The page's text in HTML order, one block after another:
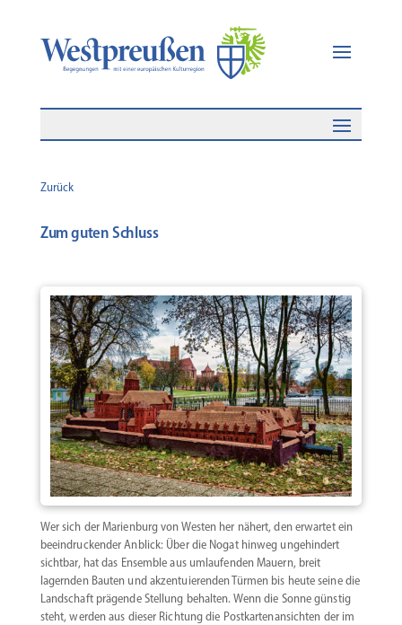
Zurück
Zum guten Schluss
Wer sich der Marienburg von Westen her nähert, den erwartet ein
beein­dru­ckender Anblick: Über die Nogat hinweg ungehindert
sichtbar, hat das Ensemble aus umlau­fenden Mauern, breit
lagernden Bauten und akzen­tu­ie­renden Türmen bis heute seine die
Landschaft prägende Stellung behalten. Wenn die Sonne günstig
steht, werden aus dieser Richtung die Postkar­ten­an­sichten der im